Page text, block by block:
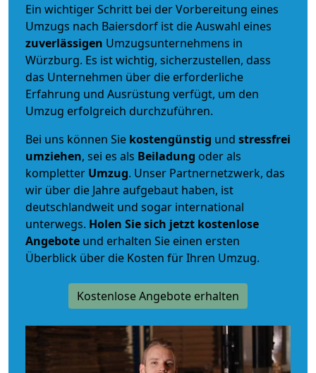
Ein wichtiger Schritt bei der Vorbereitung eines
Umzugs nach Baiersdorf ist die Auswahl eines
zuverlässigen Umzugsunternehmens in
Würzburg. Es ist wichtig, sicherzustellen, dass
das Unternehmen über die erforderliche
Erfahrung und Ausrüstung verfügt, um den
Umzug erfolgreich durchzuführen.
Bei uns können Sie kostengünstig und stressfrei
umziehen, sei es als Beiladung oder als
kompletter Umzug. Unser Partnernetzwerk, das
wir über die Jahre aufgebaut haben, ist
deutschlandweit und sogar international
unterwegs. Holen Sie sich jetzt kostenlose
Angebote und erhalten Sie einen ersten
Überblick über die Kosten für Ihren Umzug.
Kostenlose Angebote erhalten